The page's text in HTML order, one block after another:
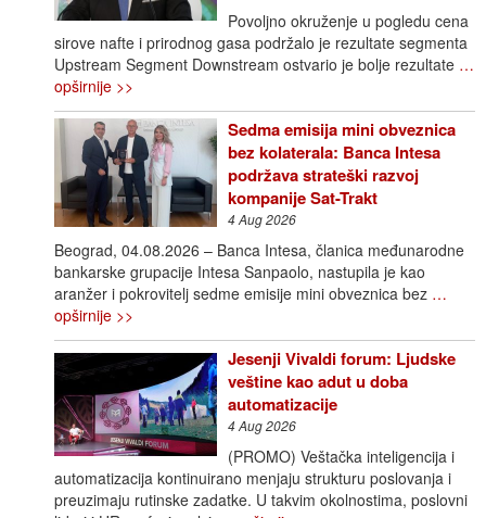
Povoljno okruženje u pogledu cena
sirove nafte i prirodnog gasa podržalo je rezultate segmenta
Upstream Segment Downstream ostvario je bolje rezultate …
opširnije >>
Sedma emisija mini obveznica
bez kolaterala: Banca Intesa
podržava strateški razvoj
kompanije Sat-Trakt
4 Aug 2026
Beograd, 04.08.2026 – Banca Intesa, članica međunarodne
bankarske grupacije Intesa Sanpaolo, nastupila je kao
aranžer i pokrovitelj sedme emisije mini obveznica bez …
opširnije >>
Jesenji Vivaldi forum: Ljudske
veštine kao adut u doba
automatizacije
4 Aug 2026
(PROMO) Veštačka inteligencija i
automatizacija kontinuirano menjaju strukturu poslovanja i
preuzimaju rutinske zadatke. U takvim okolnostima, poslovni